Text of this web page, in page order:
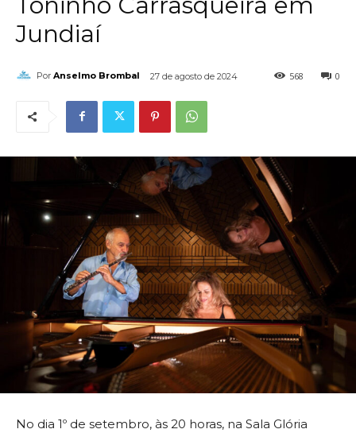
Jundiaí
Por Anselmo Brombal 27 de agosto de 2024 0
568
No dia 1º de setembro, às 20 horas, na Sala Glória